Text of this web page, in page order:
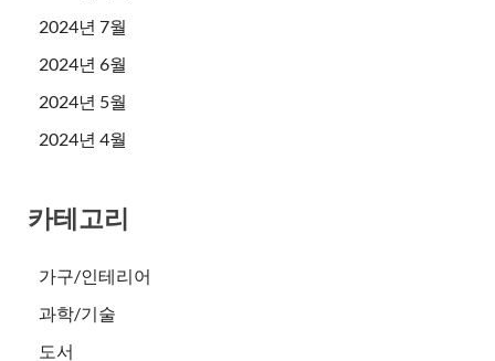
2024년 7월
2024년 6월
2024년 5월
2024년 4월
카테고리
가구/인테리어
과학/기술
도서